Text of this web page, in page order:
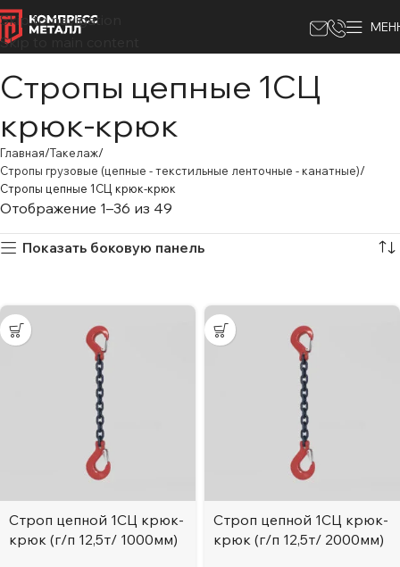
Skip to navigation
Skip to main content
Стропы цепные 1СЦ
крюк-крюк
Главная Такелаж
Стропы грузовые (цепные - текстильные ленточные - канатные)
Стропы цепные 1СЦ крюк-крюк
Отображение 1–36 из 49
Показать боковую панель
Строп цепной 1СЦ крюк-
крюк (г/п 12,5т/ 1000мм)
Строп цепной 1СЦ крюк-
крюк (г/п 12,5т/ 2000мм)